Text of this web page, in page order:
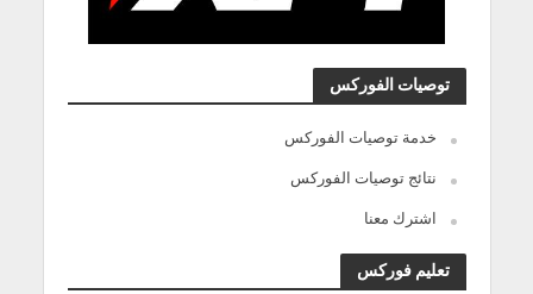
توصيات الفوركس
خدمة توصيات الفوركس
نتائج توصيات الفوركس
اشترك معنا
تعليم فوركس